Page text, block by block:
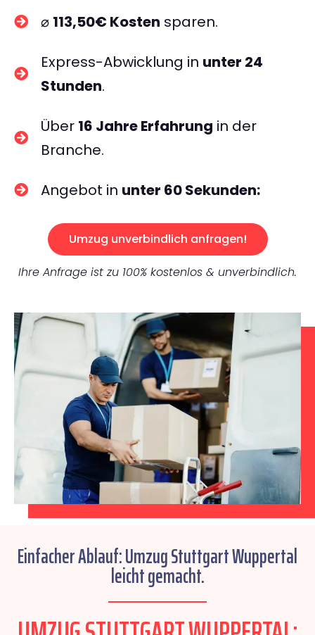
⌀ 113,50€ Kosten sparen.
Express-Abwicklung in unter 24
Stunden.
Über 16 Jahre Erfahrung in der
Branche.
Angebot in unter 60 Sekunden:
Umzug unverbindlich anfragen!
Ihre Anfrage ist zu 100% kostenlos & unverbindlich.
Einfacher Ablauf: Umzug Stuttgart Wuppertal
leicht gemacht.